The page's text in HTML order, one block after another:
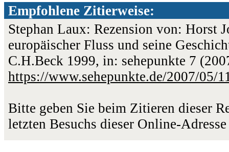
Empfohlene Zitierweise:
Stephan Laux: Rezension von: Horst
europäischer Fluss und seine
C.H.Beck 1999, in: sehepunkte 7
https://www.sehepunkte.de/2007/05/
Bitte geben Sie beim Zitieren dieser
letzten Besuchs dieser Online-Adresse